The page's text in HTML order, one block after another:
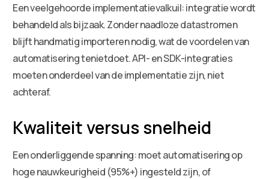
Een veelgehoorde implementatievalkuil: integratie wordt
behandeld als bijzaak. Zonder naadloze datastromen
blijft handmatig importeren nodig, wat de voordelen van
automatisering tenietdoet. API- en SDK-integraties
moeten onderdeel van de implementatie zijn, niet
achteraf.
Kwaliteit versus snelheid
Een onderliggende spanning: moet automatisering op
hoge nauwkeurigheid (95%+) ingesteld zijn, of